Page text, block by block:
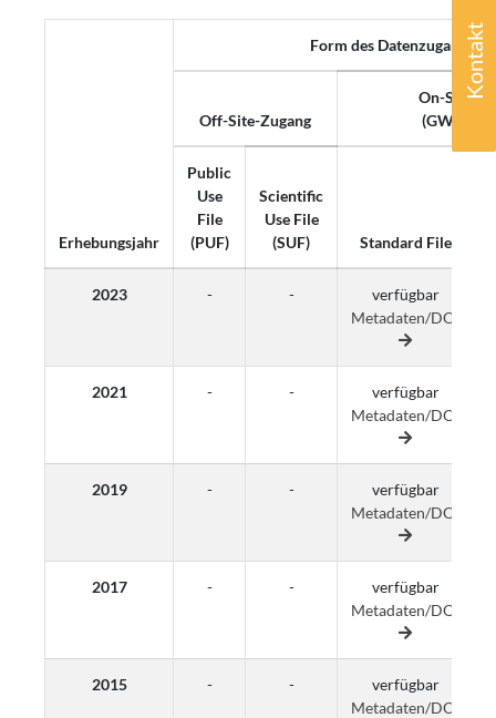
Kontakt
Erhebungsjahr
Form des Datenzugangs
Off-Site-Zugang
On-Site-
(GWAP,
Public
Use
File
(PUF)
Scientific
Use File
(SUF)
Standard File
2023 - -
verfügbar
Metadaten/DOI
2021 - -
verfügbar
Metadaten/DOI
2019 - -
verfügbar
Metadaten/DOI
2017 - -
verfügbar
Metadaten/DOI
2015 - -
verfügbar
Metadaten/DOI